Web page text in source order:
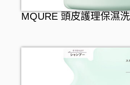
MQURE 頭皮護理保濕